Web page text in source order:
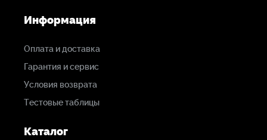
Информация
Оплата и доставка
Гарантия и сервис
Условия возврата
Тестовые таблицы
Каталог